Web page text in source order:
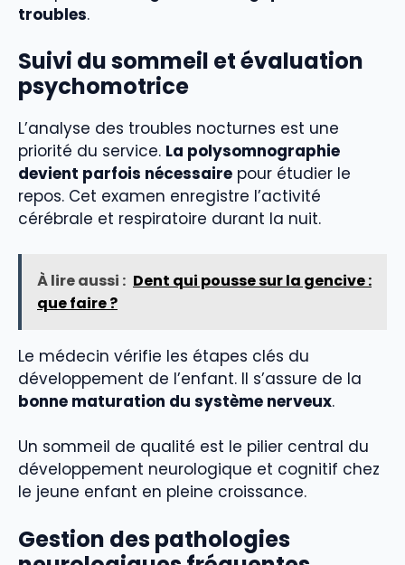
troubles.
Suivi du sommeil et évaluation
psychomotrice
L’analyse des troubles nocturnes est une
priorité du service. La polysomnographie
devient parfois nécessaire pour étudier le
repos. Cet examen enregistre l’activité
cérébrale et respiratoire durant la nuit.
À lire aussi : Dent qui pousse sur la gencive :
que faire ?
Le médecin vérifie les étapes clés du
développement de l’enfant. Il s’assure de la
bonne maturation du système nerveux.
Un sommeil de qualité est le pilier central du
développement neurologique et cognitif chez
le jeune enfant en pleine croissance.
Gestion des pathologies